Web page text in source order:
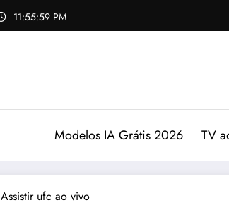
11:55:59 PM
Modelos IA Grátis 2026 TV
Assistir ufc ao vivo